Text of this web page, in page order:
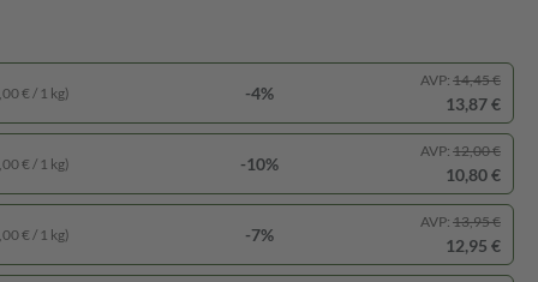
€ / 1 kg) -4%
AVP: 14,45 €
13,87 €
€ / 1 kg) -10%
AVP: 12,00 €
10,80 €
€ / 1 kg) -7%
AVP: 13,95 €
12,95 €